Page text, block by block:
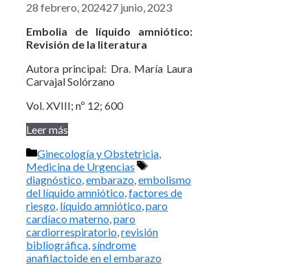
28 febrero, 202427 junio, 2023
Embolia de líquido amniótico:
Revisión de la literatura
Autora principal: Dra. María Laura
Carvajal Solórzano
Vol. XVIII; nº 12; 600
Leer más
Categorías
Ginecología y Obstetricia,
Medicina de Urgencias
Etiquetas
diagnóstico,embarazo,embolismo
del líquido amniótico,factores de
riesgo, líquido amniótico,paro
cardíaco materno,paro
cardiorrespiratorio,revisión
bibliográfica,síndrome
anafilactoide en el embarazo